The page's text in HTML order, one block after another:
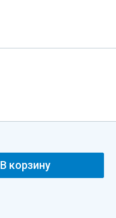
В корзину